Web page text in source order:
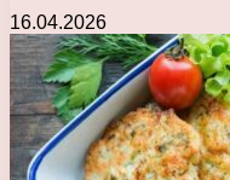
16.04.2026